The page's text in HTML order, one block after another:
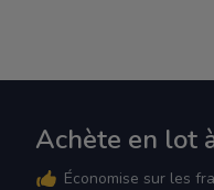
Achète en lot
Économise sur les